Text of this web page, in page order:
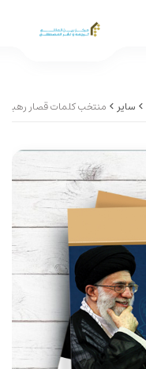
سایر منتخب کلمات قصار رهبر